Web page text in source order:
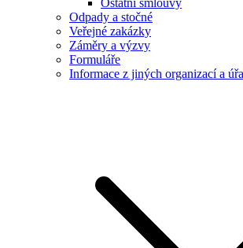
Ostatní smlouvy
Odpady a stočné
Veřejné zakázky
Záměry a výzvy
Formuláře
Informace z jiných organizací a